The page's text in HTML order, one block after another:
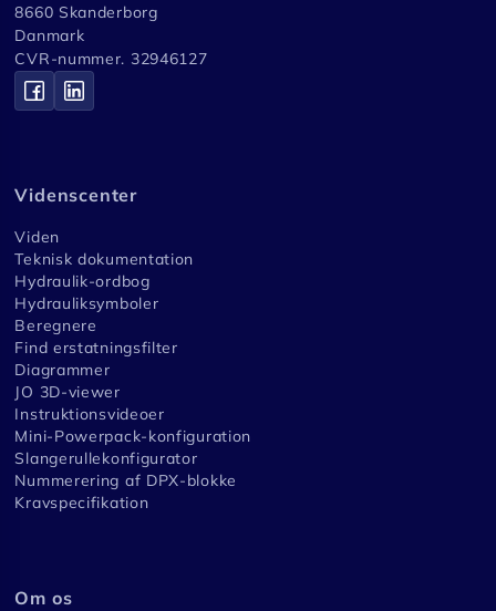
8660 Skanderborg
Danmark
CVR-nummer. 32946127
Videnscenter
Viden
Teknisk dokumentation
Hydraulik-ordbog
Hydrauliksymboler
Beregnere
Find erstatningsfilter
Diagrammer
JO 3D-viewer
Instruktionsvideoer
Mini-Powerpack-konfiguration
Slangerullekonfigurator
Nummerering af DPX-blokke
Kravspecifikation
Om os